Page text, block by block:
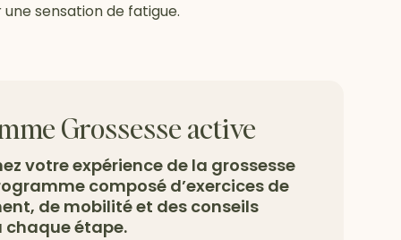
sensation de fatigue.
Grossesse active
votre expérience de la grossesse
composé d’exercices de
de mobilité et des conseils
étape.